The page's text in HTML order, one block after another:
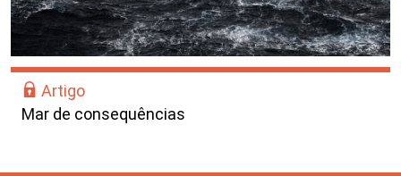
Artigo
Mar de consequências